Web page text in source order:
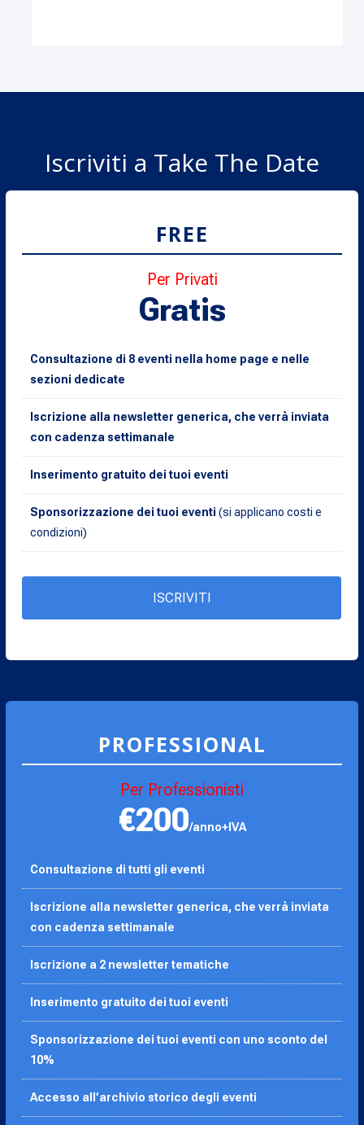
Iscriviti a Take The Date
FREE
Per Privati
Gratis
Consultazione di 8 eventi nella home page e nelle
sezioni dedicate
Iscrizione alla newsletter generica, che verrà inviata
con cadenza settimanale
Inserimento gratuito dei tuoi eventi
Sponsorizzazione dei tuoi eventi (si applicano costi e
condizioni)
ISCRIVITI
PROFESSIONAL
Per Professionisti
€200/anno+IVA
Consultazione di tutti gli eventi
Iscrizione alla newsletter generica, che verrà inviata
con cadenza settimanale
Iscrizione a 2 newsletter tematiche
Inserimento gratuito dei tuoi eventi
Sponsorizzazione dei tuoi eventi con uno sconto del
10%
Accesso all’archivio storico degli eventi